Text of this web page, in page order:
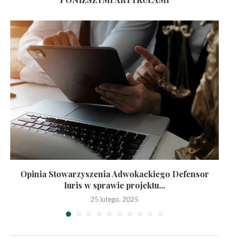
Opinia Stowarzyszenia Adwokackiego Defensor
Iuris w sprawie projektu...
25 lutego, 2025